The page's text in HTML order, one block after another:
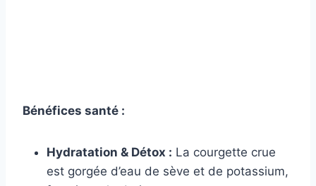
Bénéfices santé :
Hydratation & Détox : La courgette crue
est gorgée d’eau de sève et de potassium,